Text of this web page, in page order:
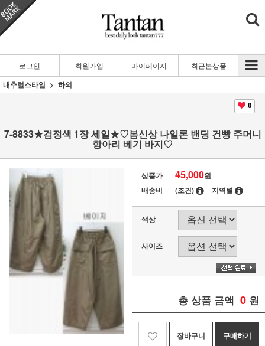
로그인 회원가입 마이페이지 최근본상품
내추럴스타일 하의
0
7-8833★검정색 1장 세일★♡봄신상 나일론 밴딩 건빵 주머니
항아리 베기 바지♡
상품가 45,000원
배송비
(조건) 지역별
색상
사이즈
총 상품 금액 0 원
장바구니 구매하기